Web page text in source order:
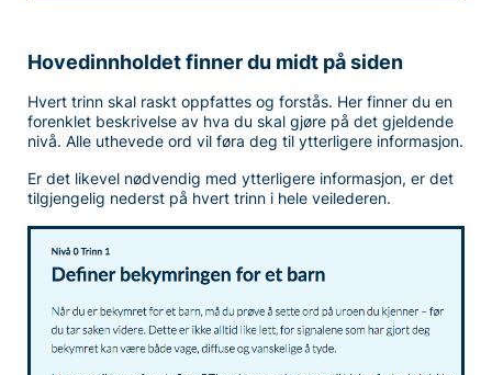
Hovedinnholdet finner du midt på siden
Hvert trinn skal raskt oppfattes og forstås. Her finner du en
forenklet beskrivelse av hva du skal gjøre på det gjeldende
nivå. Alle uthevede ord vil føra deg til ytterligere informasjon.
Er det likevel nødvendig med ytterligere informasjon, er det
tilgjengelig nederst på hvert trinn i hele veilederen.